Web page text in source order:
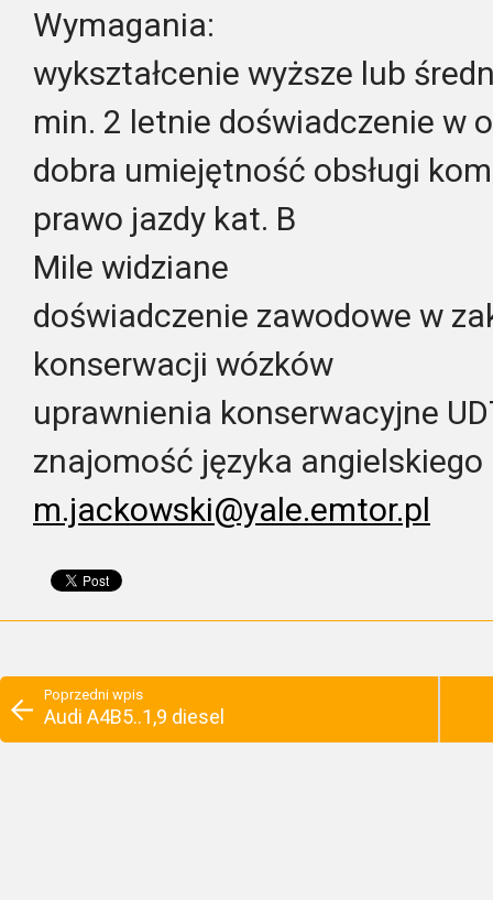
Wymagania:
wykształcenie wyższe lub
min. 2 letnie doświadczenie w
dobra umiejętność obsługi
prawo jazdy kat. B
Mile widziane
doświadczenie zawodowe w
konserwacji wózków
uprawnienia konserwacyjne
znajomość języka angielskiego
m.jackowski@yale.emtor.pl
Poprzedni wpis
Audi A4B5..1,9 diesel